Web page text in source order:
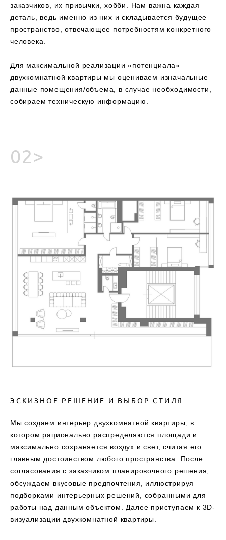
заказчиков, их привычки, хобби. Нам важна каждая
деталь, ведь именно из них и складывается будущее
пространство, отвечающее потребностям конкретного
человека.
Для максимальной реализации «потенциала»
двухкомнатной квартиры мы оцениваем изначальные
данные помещения/объема, в случае необходимости,
собираем техническую информацию.
02>
ЭСКИЗНОЕ РЕШЕНИЕ И ВЫБОР СТИЛЯ
Мы создаем интерьер двухкомнатной квартиры, в
котором рационально распределяются площади и
максимально сохраняется воздух и свет, считая его
главным достоинством любого пространства. После
согласования с заказчиком планировочного решения,
обсуждаем вкусовые предпочтения, иллюстрируя
подборками интерьерных решений, собранными для
работы над данным объектом. Далее приступаем к 3D-
визуализации двухкомнатной квартиры.